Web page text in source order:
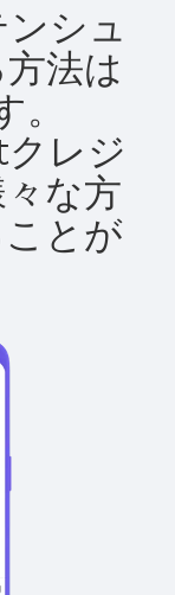
シュ
法は
レジ
な方
とが